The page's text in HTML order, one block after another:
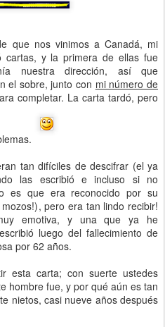
que nos vinimos a Canadá, mi
y la primera de ellas fue
nuestra dirección, así que
el sobre, junto con mi número de
completar. La carta tardó, pero
tan difíciles de descifrar (el ya
las escribió e incluso si no
es que era reconocido por su
pero era tan lindo recibir!
emotiva, y una que ya he
luego del fallecimiento de
por 62 años.
esta carta; con suerte ustedes
hombre fue, y por qué aún es tan
nietos, casi nueve años después